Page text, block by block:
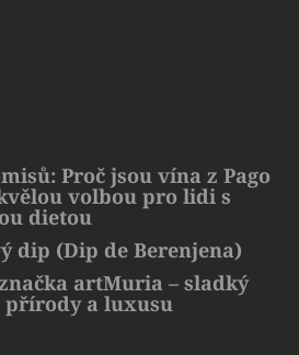
Proč jsou vína z Pago
volbou pro lidi s
dietou
dip (Dip de Berenjena)
artMuria – sladký
a luxusu